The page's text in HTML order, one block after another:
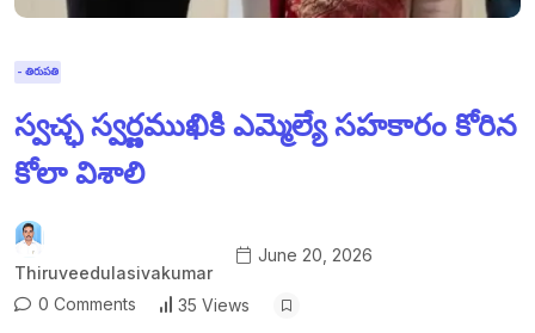
- తిరుపతి
స్వచ్ఛ స్వర్ణముఖికి ఎమ్మెల్యే సహకారం కోరిన
కోలా విశాలి
Thiruveedulasivakumar
June 20, 2026
0 Comments 35 Views